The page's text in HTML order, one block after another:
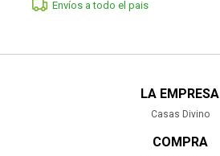
Envíos a todo el pais
LA EMPRESA
Casas Divino
COMPRA